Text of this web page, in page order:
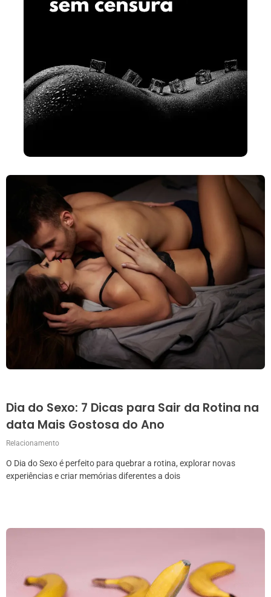
Dia do Sexo: 7 Dicas para Sair da Rotina na
data Mais Gostosa do Ano
Relacionamento
O Dia do Sexo é perfeito para quebrar a rotina, explorar novas
experiências e criar memórias diferentes a dois